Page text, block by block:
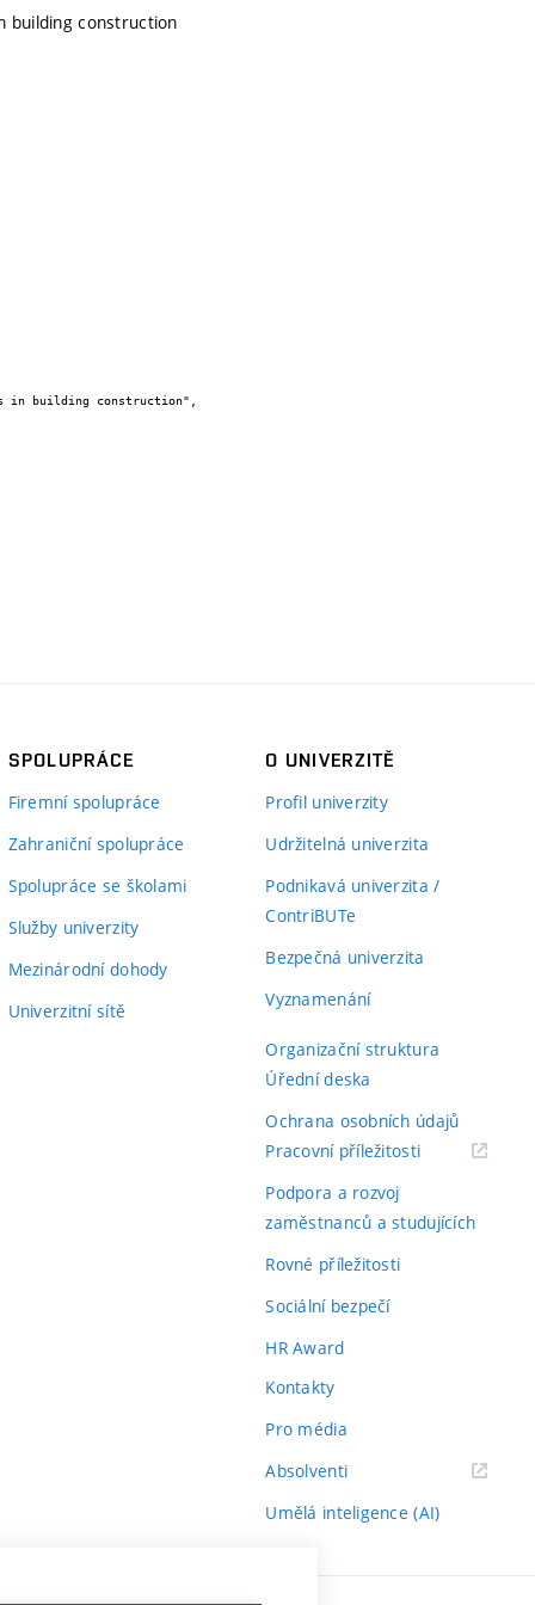
building construction
SPOLUPRÁCE
Firemní spolupráce
Zahraniční spolupráce
Spolupráce se školami
Služby univerzity
Mezinárodní dohody
Univerzitní sítě
O UNIVERZITĚ
Profil univerzity
Udržitelná univerzita
Podnikavá univerzita /
ContriBUTe
Bezpečná univerzita
Vyznamenání
Organizační struktura
Úřední deska
Ochrana osobních údajů
Pracovní příležitosti(externí
Podpora a rozvoj
zaměstnanců a studujících
Rovné příležitosti
Sociální bezpečí
HR Award
Kontakty
Pro média
Absolventi(externí
Umělá inteligence (AI)